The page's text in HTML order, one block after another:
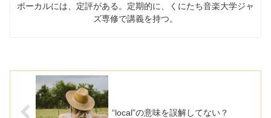
ボーカルには、定評がある。定期的に、くにたち音楽大学ジャ
ズ専修で講義を持つ。
“local”の意味を誤解してない？